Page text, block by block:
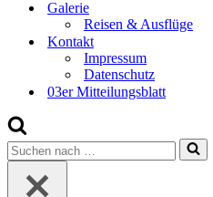
Galerie
Reisen & Ausflüge
Kontakt
Impressum
Datenschutz
03er Mitteilungsblatt
Suchen
nach …